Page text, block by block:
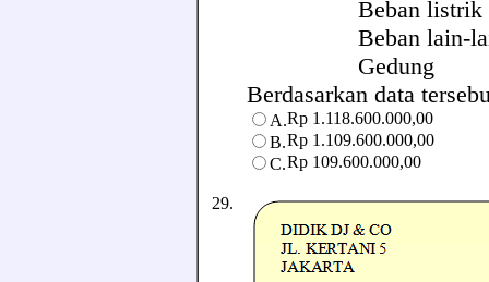
Beban listrik
Beban lain-
Gedung Rp
Berdasarkan data
A.Rp 1.118.600.000,00
B.Rp 1.109.600.000,00
C.Rp 109.600.000,00
29.